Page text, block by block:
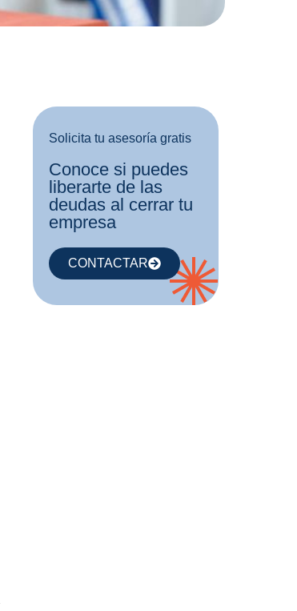
Solicita tu asesoría gratis
Conoce si puedes
liberarte de las
deudas al cerrar tu
empresa
CONTACTAR